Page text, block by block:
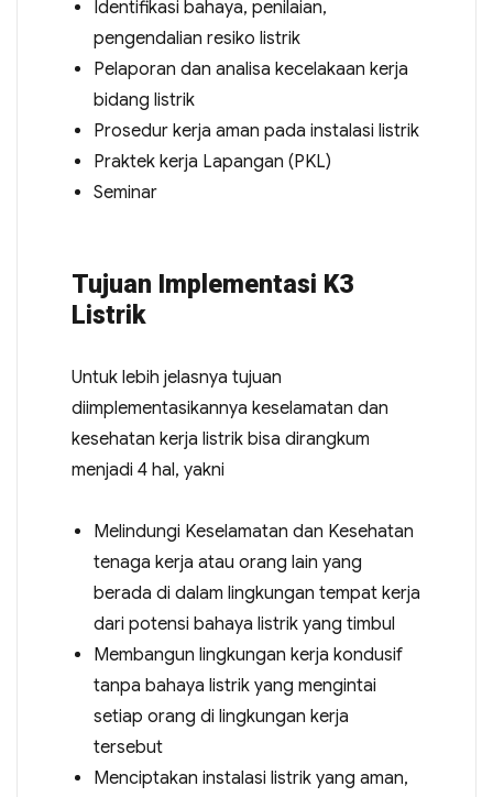
Identifikasi bahaya, penilaian,
pengendalian resiko listrik
Pelaporan dan analisa kecelakaan kerja
bidang listrik
Prosedur kerja aman pada instalasi listrik
Praktek kerja Lapangan (PKL)
Seminar
Tujuan Implementasi K3
Listrik
Untuk lebih jelasnya tujuan
diimplementasikannya keselamatan dan
kesehatan kerja listrik bisa dirangkum
menjadi 4 hal, yakni
Melindungi Keselamatan dan Kesehatan
tenaga kerja atau orang lain yang
berada di dalam lingkungan tempat kerja
dari potensi bahaya listrik yang timbul
Membangun lingkungan kerja kondusif
tanpa bahaya listrik yang mengintai
setiap orang di lingkungan kerja
tersebut
Menciptakan instalasi listrik yang aman,